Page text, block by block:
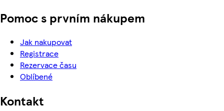
Pomoc s prvním nákupem
Jak nakupovat
Registrace
Rezervace času
Oblíbené
Kontakt